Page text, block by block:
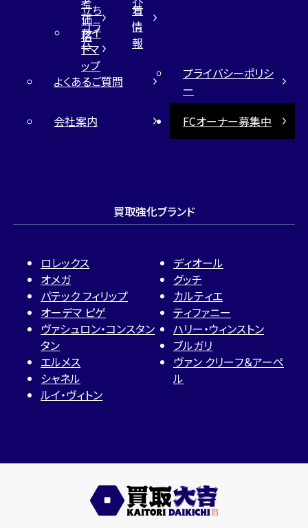
価
格
立ち
コラ
ム
着
情
報
サイ
トマ
ップ
よくあるご質問
プライバシーポリシ
ー
会社案内
FCオーナー募集中
買取強化ブランド
ロレックス
オメガ
パテック フィリップ
オーデマ ピゲ
ヴァシュロン・コンスタン
タン
エルメス
シャネル
ルイ・ヴィトン
ディオール
グッチ
カルティエ
ティファニー
ハリー・ウィンストン
ブルガリ
ヴァン クリーフ＆アーペ
ル